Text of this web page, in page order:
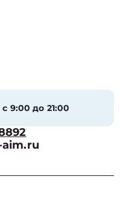
9:00 до 21:00